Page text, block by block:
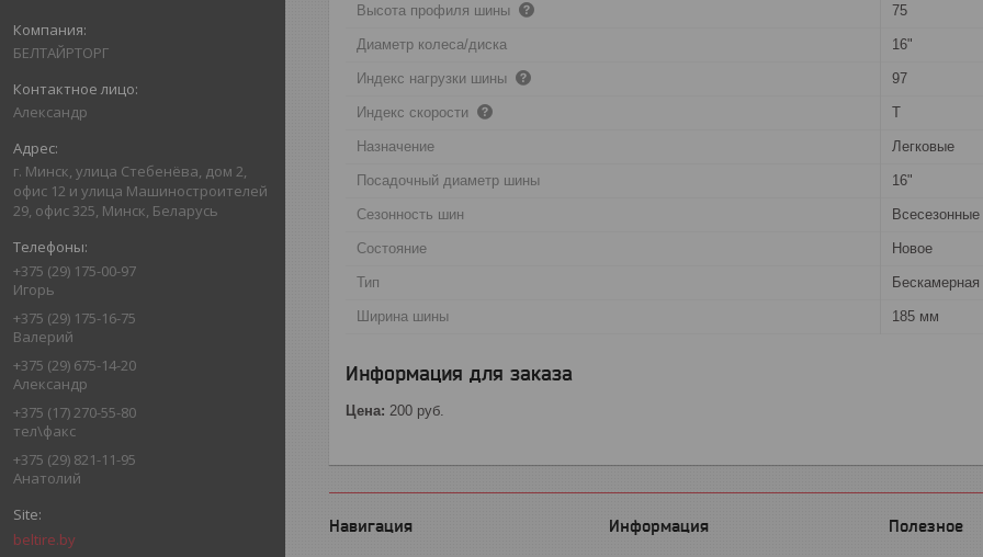
БЕЛТАЙРТОРГ
Александр
г. Минск, улица Стебенёва, дом 2,
офис 12 и улица Машиностроителей
29, офис 325, Минск, Беларусь
+375 (29) 175-00-97
Игорь
+375 (29) 175-16-75
Валерий
+375 (29) 675-14-20
Александр
+375 (17) 270-55-80
тел\факс
+375 (29) 821-11-95
Анатолий
beltire.by
Высота профиля шины 75
Диаметр колеса/диска 16"
Индекс нагрузки шины 97
Индекс скорости T
Назначение Легковые
Посадочный диаметр шины 16"
Сезонность шин
Состояние Новое
Тип
Ширина шины 185 мм
Информация для заказа
Цена: 200 руб.
Навигация Информация Полезное